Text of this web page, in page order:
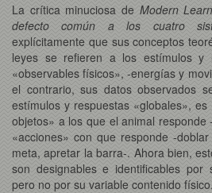
La crítica minuciosa de Modern
defecto común a los cuatro
explícitamente que sus conceptos
leyes se refieren a los estímulos y
«observables físicos», -energías y
el contrario, sus datos observados
estímulos y respuestas «globales»,
objetos» a los que el animal
«acciones» con que responde -
meta, apretar la barra-. Ahora bien,
son designables e identificables por
pero no por su variable contenido físico.